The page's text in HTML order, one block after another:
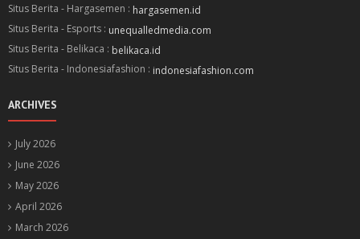
Situs Berita - Hargasemen : hargasemen.id
Situs Berita - Esports : unequalledmedia.com
Situs Berita - Belikaca : belikaca.id
Situs Berita - Indonesiafashion : indonesiafashion.com
ARCHIVES
July 2026
June 2026
May 2026
April 2026
March 2026